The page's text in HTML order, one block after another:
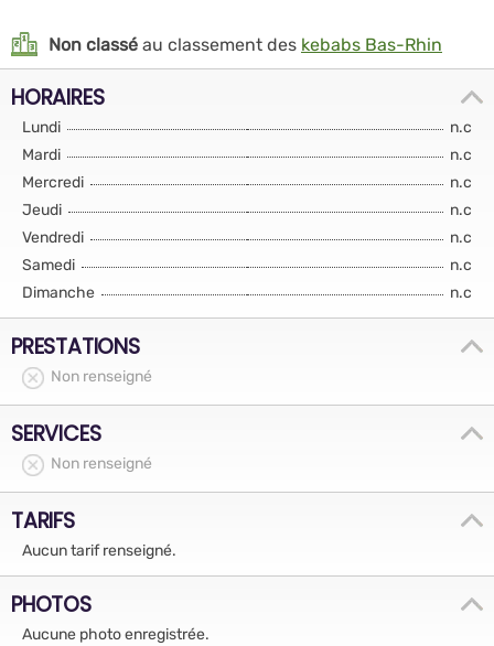
Non classé au classement des kebabs Bas-Rhin
HORAIRES
Lundi
n.c
Mardi
n.c
Mercredi
n.c
Jeudi
n.c
Vendredi
n.c
Samedi
n.c
Dimanche
n.c
PRESTATIONS
Non renseigné
SERVICES
Non renseigné
TARIFS
Aucun tarif renseigné.
PHOTOS
Aucune photo enregistrée.